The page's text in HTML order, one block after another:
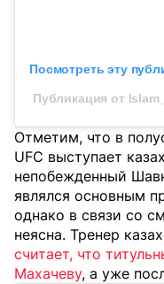
Посмотреть эту
Публикация от
Отметим, что в
UFC выступает
непобежденный
являлся основным
однако в связи со
неясна. Тренер
считает, что
Махачеву, а уже